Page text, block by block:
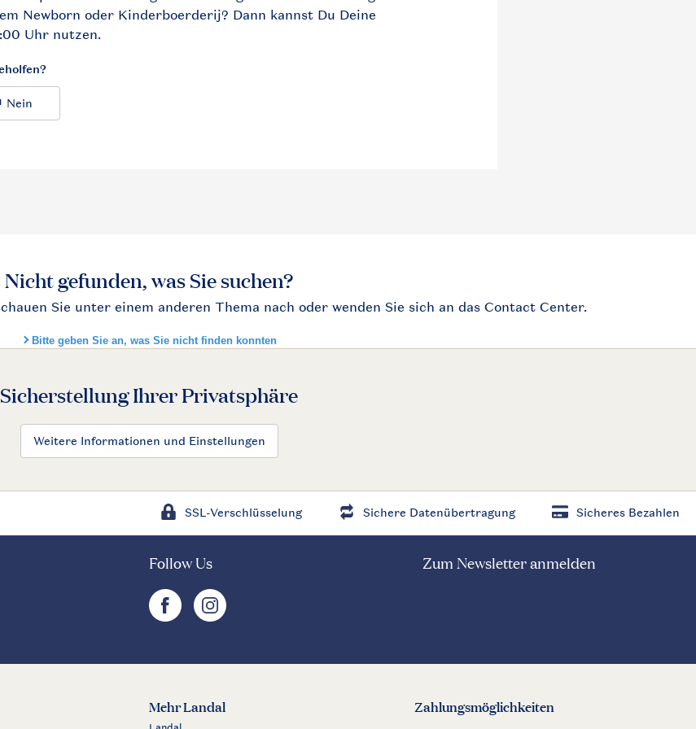
Sicherstellung Ihrer Privatsphäre
Weitere Informationen und Einstellungen
SSL-Verschlüsselung Sichere Datenübertragung Sicheres Bezahlen
Follow Us
facebookinstagram
Zum Newsletter anmelden
Mehr Landal Zahlungsmöglichkeiten